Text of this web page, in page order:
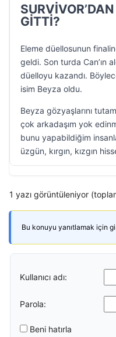
GİTTİ?
Eleme düellosunun
geldi. Son turda Can’ın
düelloyu kazandı.
isim Beyza oldu.
Beyza gözyaşlarını
çok arkadaşım yok
bunu yapabildiğim
üzgün, kırgın, kızgın
1 yazı görüntüleniyor
Bu konuyu yanıtlamak için
Kullanıcı adı:
Parola:
Beni hatırla